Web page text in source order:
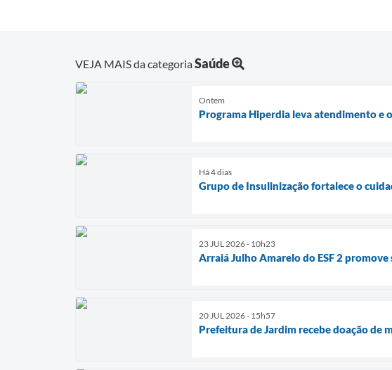
VEJA MAIS da categoriaSaúde
Ontem
Programa Hiperdia leva atendimento e
Há 4 dias
Grupo de Insulinização fortalece o
23 JUL 2026 - 10h23
Arraiá Julho Amarelo do ESF 2
20 JUL 2026 - 15h57
Prefeitura de Jardim recebe doação de